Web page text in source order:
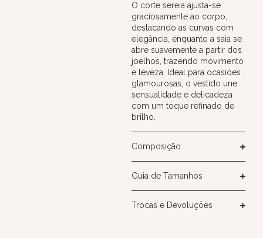
O corte sereia ajusta-se
graciosamente ao corpo,
destacando as curvas com
elegância, enquanto a saia se
abre suavemente a partir dos
joelhos, trazendo movimento
e leveza. Ideal para ocasiões
glamourosas, o vestido une
sensualidade e delicadeza
com um toque refinado de
brilho.
Composição
Guia de Tamanhos
Trocas e Devoluções